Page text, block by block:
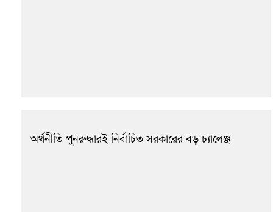
অর্থনীতি পুনরুদ্ধারই নির্বাচিত সরকারের বড় চ্যালেঞ্জ